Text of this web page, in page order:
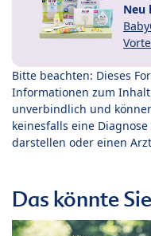
Neu
Bitte beachten: Dieses
Informationen zum
unverbindlich und
keinesfalls eine
darstellen oder einen
Das könnte